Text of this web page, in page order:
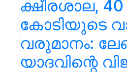
ക്ഷീരശാല, 40
കോടിയുടെ
വരുമാനം:
യാദവിന്റെ